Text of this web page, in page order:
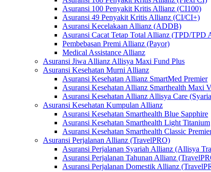
Asuransi 100 Penyakit Kritis Allianz (CI100)
Asuransi 49 Penyakit Kritis Allianz (CI/CI+)
Asuransi Kecelakaan Allianz (ADDB)
Asuransi Cacat Tetap Total Allianz (TPD/TPD
Pembebasan Premi Allianz (Payor)
Medical Assistance Allianz
Asuransi Jiwa Allianz Allisya Maxi Fund Plus
Asuransi Kesehatan Murni Allianz
Asuransi Kesehatan Allianz SmartMed Premier
Asuransi Kesehatan Allianz Smarthealth Maxi
Asuransi Kesehatan Allianz Allisya Care
Asuransi Kesehatan Kumpulan Allianz
Asuransi Kesehatan Smarthealth Blue Sapphire
Asuransi Kesehatan Smarthealth Light Titanium
Asuransi Kesehatan Smarthealth Classic
Asuransi Perjalanan Allianz (TravelPRO)
Asuransi Perjalanan Syariah Allianz (Allisya
Asuransi Perjalanan Tahunan Allianz
Asuransi Perjalanan Domestik Allianz